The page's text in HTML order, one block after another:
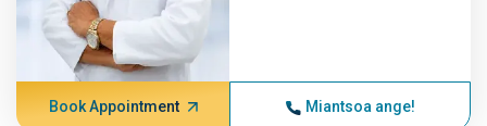
Book Appointment Miantsoa ange!